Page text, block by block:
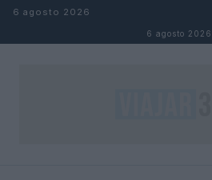
Saltar al contenido
6 agosto 2026
6 agosto 2026